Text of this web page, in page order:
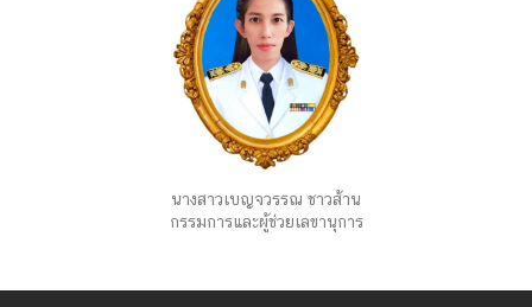
นางสาวเบญจวรรณ ชาวส้าน
กรรมการและผู้ช่วยเลขานุการ